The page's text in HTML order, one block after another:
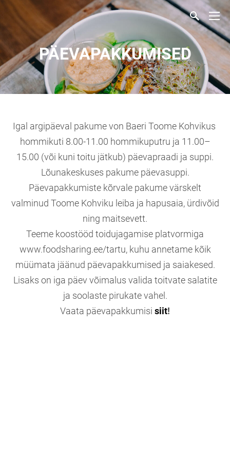
PÄEVAPAKKUMISED
Igal argipäeval pakume von Baeri Toome Kohvikus
hommikuti 8.00-11.00 hommikuputru ja 11.00–
15.00 (või kuni toitu jätkub) päevapraadi ja suppi.
Lõunakeskuses pakume päevasuppi.
Päevapakkumiste kõrvale pakume värskelt
valminud Toome Kohviku leiba ja hapusaia, ürdivõid
ning maitsevett.
Teeme koostööd toidujagamise platvormiga
www.foodsharing.ee/tartu, kuhu annetame kõik
müümata jäänud päevapakkumised ja saiakesed.
Lisaks on iga päev võimalus valida toitvate salatite
ja soolaste pirukate vahel.
Vaata päevapakkumisi siit!